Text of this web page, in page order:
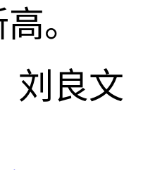
。
刘良文